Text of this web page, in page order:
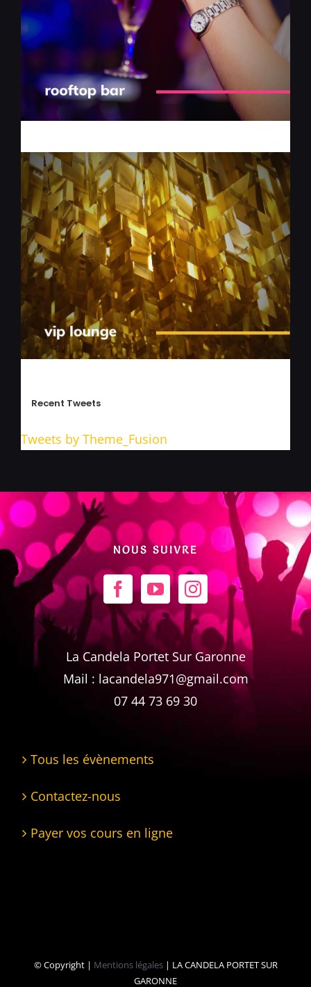
Recent Tweets
Tweets by Theme_Fusion
NOUS SUIVRE
La Candela Portet Sur Garonne
Mail : lacandela971@gmail.com
07 44 73 69 30
Tous les évènements
Contactez-nous
Payer vos cours en ligne
© Copyright | Mentions légales | LA CANDELA PORTET SUR
GARONNE